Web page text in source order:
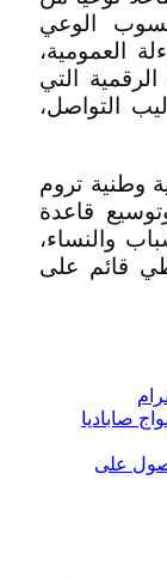
الوعي
العمومية،
التي
التواصل،
وطنية تروم
قاعدة
والنساء،
قائم على
صاباديا
على